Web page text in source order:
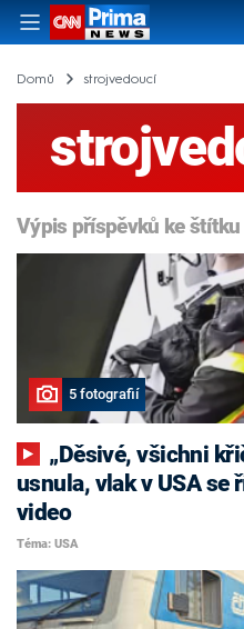
Domů strojvedoucí
Výpis příspěvků ke štítku
5 fotografií
usnula, vlak v USA se
video
Téma: USA